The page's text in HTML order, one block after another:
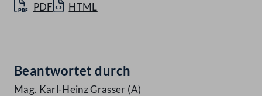
PDF
HTML
Beantwortet durch
Mag. Karl-Heinz Grasser (A)